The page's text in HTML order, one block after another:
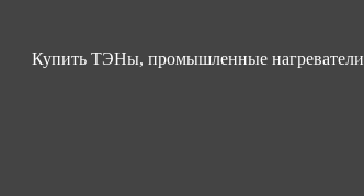
Купить ТЭНы, промышленные нагреватели